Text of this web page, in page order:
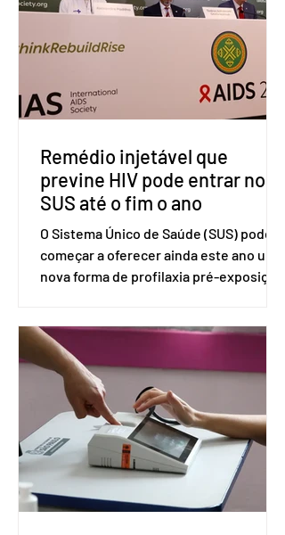
Lei de Comércio de 1974. Segundo nota
divulgada pelo Ministério das Relações
Exteriores, o Brasil considera que as
incompatíveis com as obrigações
assumidas pelos Estados Unid
Remédio injetável que
previne HIV pode entrar no
SUS até o fim o ano
O Sistema Único de Saúde (SUS) pode
começar a oferecer ainda este ano uma
nova forma de profilaxia pré-exposição
medicamento carbotegravir, que
impede a replicação do vírus de forma
prolongada e pode ser tomado a cada
dois meses. O pedido de inclusão vai
ser encaminhado pelo Ministério da
Saúde à Comissão Nacional de
Incorporação de Novas Tecnologias no
SUS (Conitec) na semana que vem. A
Conitec é um colegiado